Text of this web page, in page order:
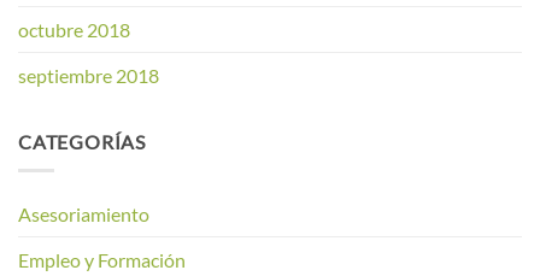
octubre 2018
septiembre 2018
CATEGORÍAS
Asesoriamiento
Empleo y Formación